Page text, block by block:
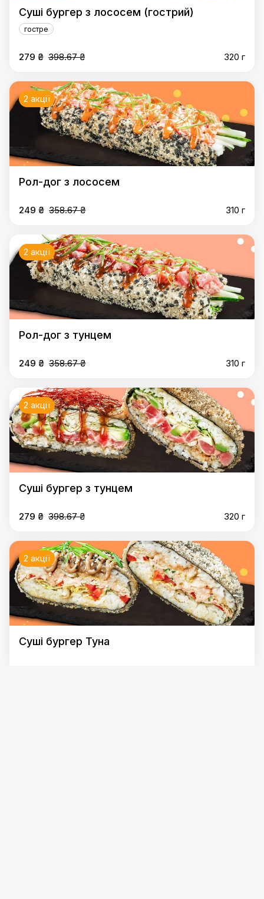
Суші бургер з лососем (гострий)
гостре
279 ₴ 398.67 ₴ 320 г
2 акції
Рол-дог з лососем
249 ₴ 358.67 ₴ 310 г
2 акції
Рол-дог з тунцем
249 ₴ 358.67 ₴ 310 г
2 акції
Суші бургер з тунцем
279 ₴ 398.67 ₴ 320 г
2 акції
Суші бургер Туна